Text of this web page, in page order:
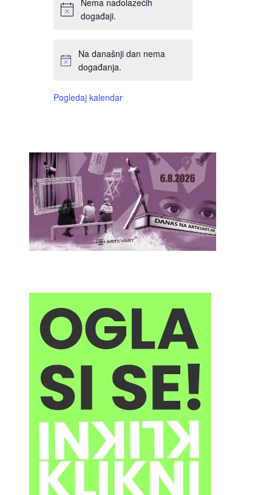
Nema nadolazećih
događaji.
Na današnji dan nema
događanja.
Pogledaj kalendar